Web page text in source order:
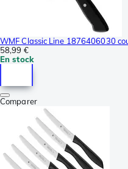
WMF Classic Line 1876406030
58,99 €
En stock
Comparer